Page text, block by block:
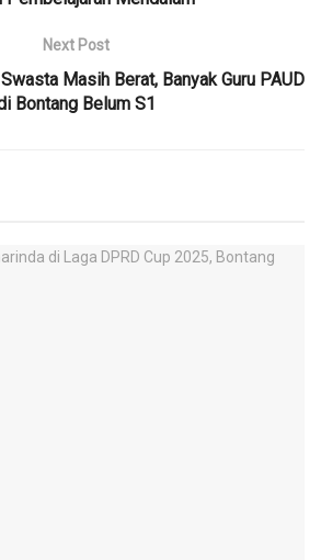
Next Post
Masih Berat, Banyak Guru PAUD
Bontang Belum S1